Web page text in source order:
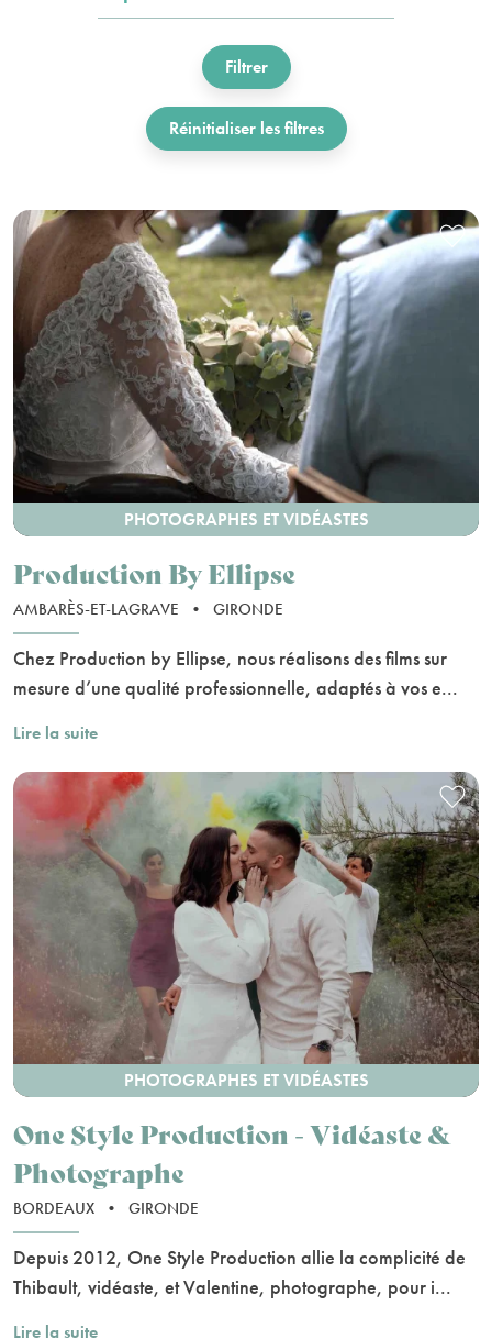
Filtrer
Réinitialiser les filtres
PHOTOGRAPHES ET VIDÉASTES
Production By Ellipse
AMBARÈS-ET-LAGRAVE • GIRONDE
Chez Production by Ellipse, nous réalisons des films sur
mesure d’une qualité professionnelle, adaptés à vos e...
Lire la suite
PHOTOGRAPHES ET VIDÉASTES
One Style Production - Vidéaste &
Photographe
BORDEAUX • GIRONDE
Depuis 2012, One Style Production allie la complicité de
Thibault, vidéaste, et Valentine, photographe, pour i...
Lire la suite